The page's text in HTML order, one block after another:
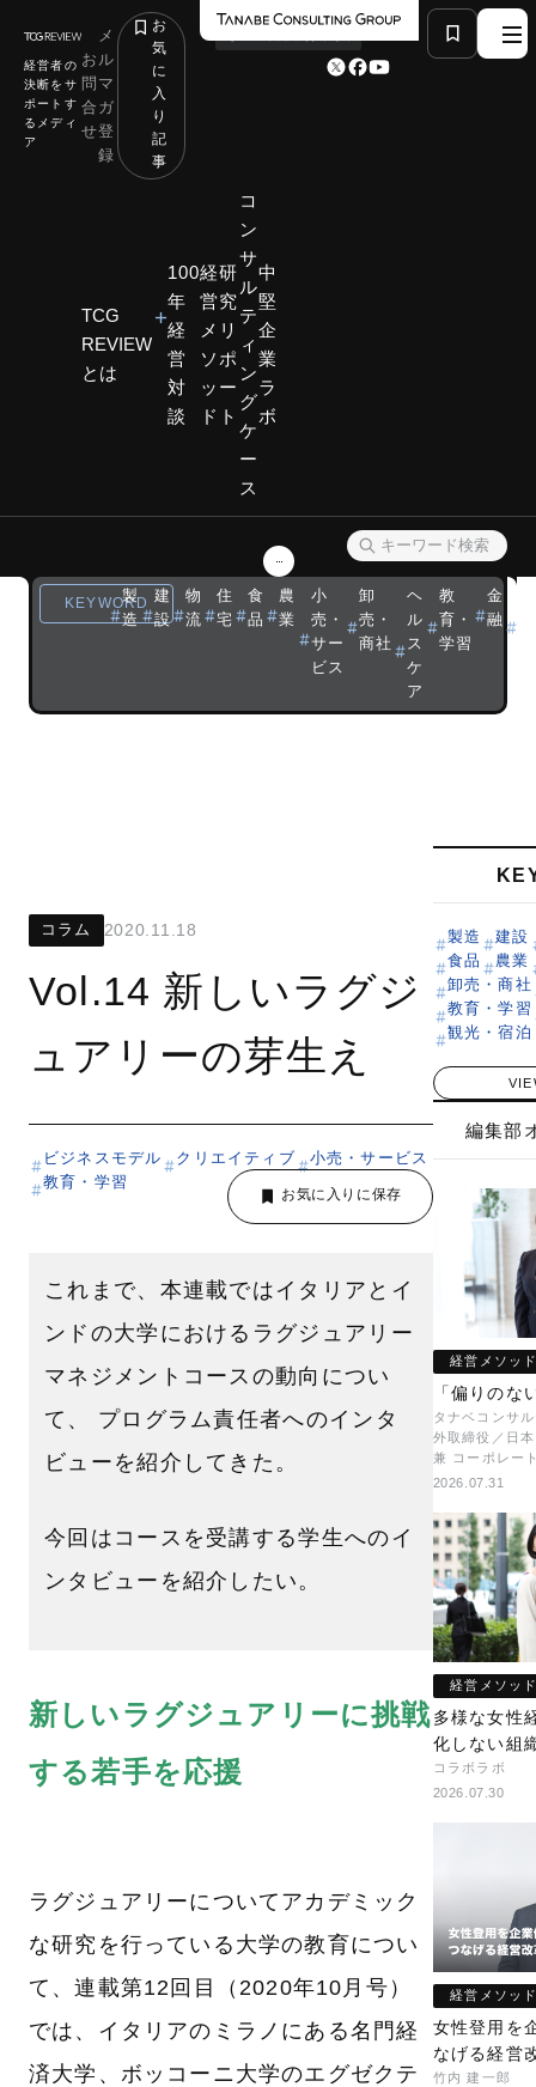
経営者の
決断をサ
ポートす
るメディ
ア
お
問
合
せ
メ
ル
マ
ガ
登
録
お
気
に
入
り
記
事
TCG
REVIEW
とは
100
年
経
営
対
談
経
営
メ
ソ
ッ
ド
研
究
リ
ポ
ー
ト
コ
ン
サ
ル
テ
ィ
ン
グ
ケ
ー
ス
中
堅
企
業
ラ
ボ
KEYWORD
製
造
建
設
物
流
住
宅
食
品
農
業
小
売・
サー
ビス
卸
売・
商社
ヘ
ル
ス
ケ
ア
教
育・
学習
金
融
コラム 有識者連載
Vol.14 新しいラグジュアリーの芽生え
コラム
有識者
まな領域の専
門家による連
コラム 2020.11.18
Vol.14 新しいラグジ
ュアリーの芽生え
ビジネスモデル クリエイティブ
小売・サービス
教育・学習
これまで、本連載ではイタリアとイ
ンドの大学におけるラグジュアリー
マネジメントコースの動向につい
て、 プログラム責任者へのインタ
ビューを紹介してきた。
今回はコースを受講する学生へのイ
ンタビューを紹介したい。
新しいラグジュアリーに挑戦
する若手を応援
ラグジュアリーについてアカデミック
な研究を行っている大学の教育につい
て、連載第12回目（2020年10月号）
では、イタリアのミラノにある名門経
済大学、ボッコーニ大学のエグゼクテ
製造
建設
食品
農業
卸売・商社
教育・学習
観光・宿泊
編集部
経営メソッ
「偏りのな
タナベコンサ
外取締役／日
兼 コーポレー
ン本部本部長
2026.07.31
経営メソッ
多様な女性
化しない組
コラボラボ
2026.07.30
経営メソッ
女性登用を
なげる経営
竹内 建一郎